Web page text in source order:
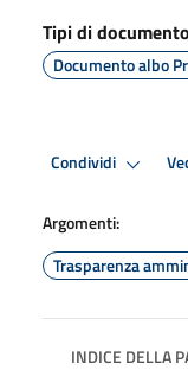
Tipi di documento
Documento albo
Condividi
Argomenti:
Trasparenza
INDICE DELLA